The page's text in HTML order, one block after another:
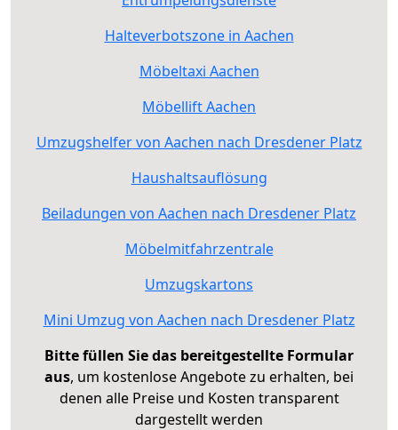
Halteverbotszone in Aachen
Möbeltaxi Aachen
Möbellift Aachen
Umzugshelfer von Aachen nach Dresdener Platz
Haushaltsauflösung
Beiladungen von Aachen nach Dresdener Platz
Möbelmitfahrzentrale
Umzugskartons
Mini Umzug von Aachen nach Dresdener Platz
Bitte füllen Sie das bereitgestellte Formular
aus, um kostenlose Angebote zu erhalten, bei
denen alle Preise und Kosten transparent
dargestellt werden